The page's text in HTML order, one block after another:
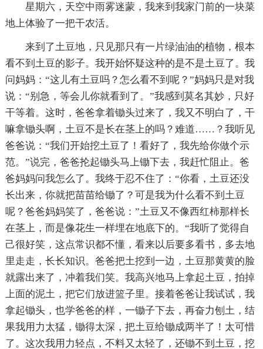
星期六，天空中雨雾迷蒙，我来到我家门前的一块菜
地上体验了一把干农活。
来到了土豆地，只见那只有一片绿油油的植物，根本
看不到土豆的影子。我开始怀疑这种的是不是土豆了。我
问妈妈：“这儿有土豆吗？怎么看不到呢？”妈妈只是对我
说：“别急，等会儿你就看到了。”我感到莫名其妙，只好
干等着。这时，爸爸拿着锄头过来了，我又不明白了，干
嘛拿锄头啊，土豆不是长在茎上的吗？难道……？我听见
爸爸说：“我们开始挖土豆了！看好了，我先给你做个示
范。”说完，爸爸抡起锄头马上锄下去，我赶忙阻止。爸
爸妈妈问我怎么了。我终于忍不住了：“你看，土豆还没
长出来，你就把苗苗给锄了？可是我为什么看不到土豆
呢？爸爸妈妈笑了，爸爸说：”土豆又不像西红柿那样长
在茎上，而是像花生一样埋在地底下的。“我听了觉得自
己很好笑，这点常识都不懂，看来以后要多看书，多去地
里走走，长长知识。爸爸把土挖到一边，土豆那黄黄的脸
就露出来了，冲着我们笑。我高兴地马上拿起土豆，拍掉
上面的泥土，把它们放进篮子里。接着爸爸让我试试，我
拿起锄头，也学爸爸的样，一锄子下去，再奋力刨土，结
果我用力太猛，锄得太深，把土豆给锄成两半了！太可惜
了。这次我用力轻点，不料又太轻了，还锄不到土豆，挖